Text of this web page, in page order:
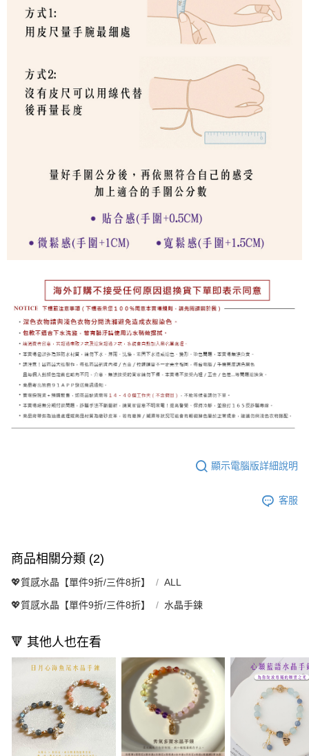
顯示電腦版詳細說明
客服
商品相關分類 (2)
💖質感水晶【單件9折/三件8折】 ALL
💖質感水晶【單件9折/三件8折】 水晶手鍊
🔻 其他人也在看